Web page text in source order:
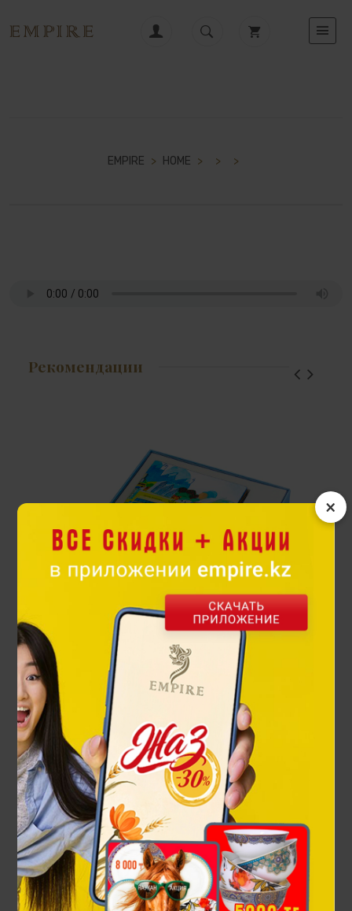
×
EMPIRE > HOME > > >
Рекомендации
Подарочный набор Almaty
29 900 ₸
EMPIRE